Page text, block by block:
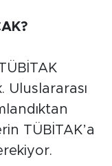
Uluslararası
TÜBİTAK’a